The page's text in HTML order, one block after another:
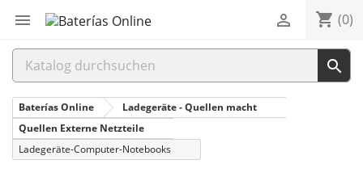
 shopping_cart (0)


Baterías Online
Ladegeräte - Quellen macht
Quellen Externe Netzteile
Ladegeräte-Computer-Notebooks